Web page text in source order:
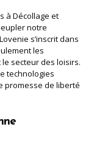
à Décollage et
notre
s’inscrit dans
les
secteur des loisirs.
technologies
promesse de liberté